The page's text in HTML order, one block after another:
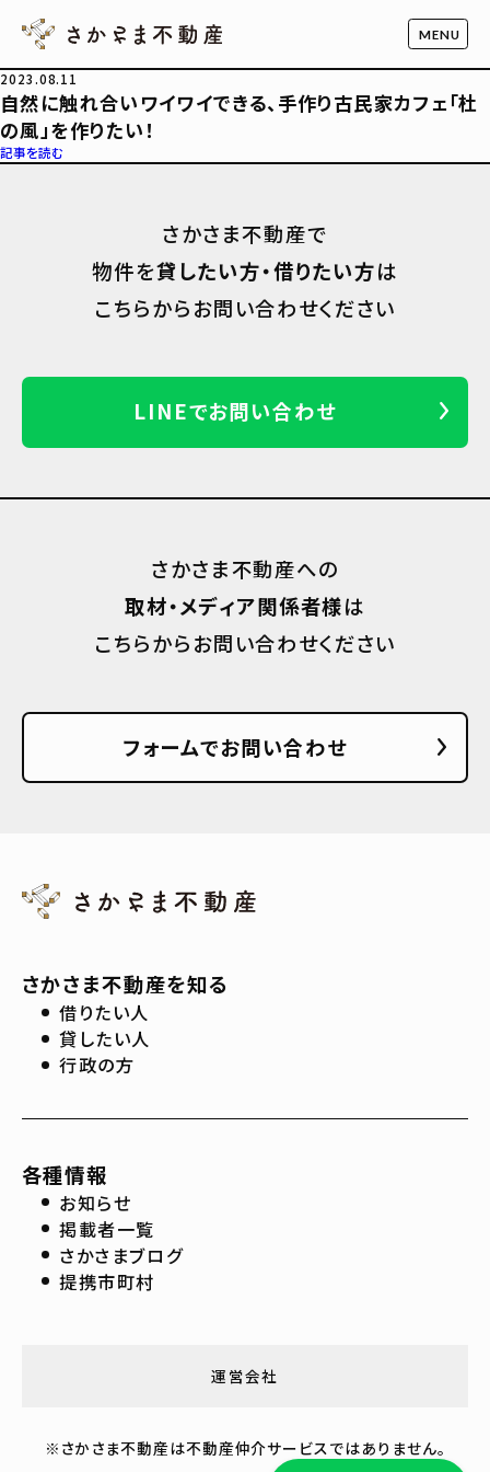
2023.08.11
自然に触れ合いワイワイできる、手作り古民家カフェ「杜
の風」を作りたい！
記事を読む
さかさま不動産で
物件を貸したい方・借りたい方は
こちらからお問い合わせください
LINEでお問い合わせ
さかさま不動産への
取材・メディア関係者様は
こちらからお問い合わせください
フォームでお問い合わせ
さかさま不動産を知る
借りたい人
貸したい人
行政の方
各種情報
お知らせ
掲載者一覧
さかさまブログ
提携市町村
運営会社
※さかさま不動産は不動産仲介サービスではありません。